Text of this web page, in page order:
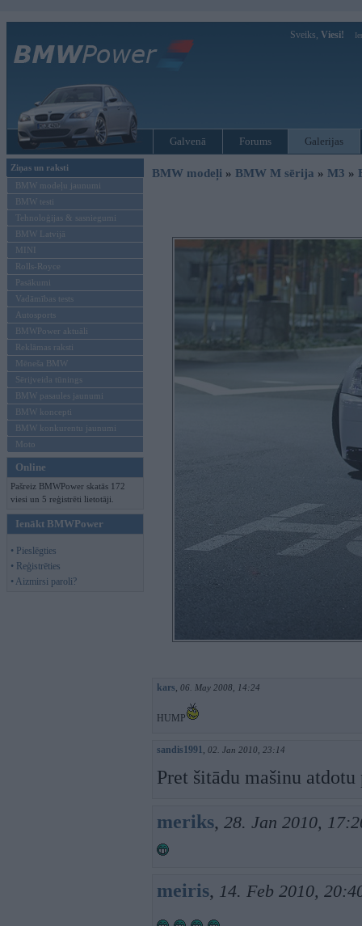
Sveiks, Viesi!
Galvenā Forums Galerijas
Ziņas un raksti
BMW modeļu jaunumi
BMW testi
Tehnoloģijas & sasniegumi
BMW Latvijā
MINI
Rolls-Royce
Pasākumi
Vadāmības tests
Autosports
BMWPower aktuāli
Reklāmas raksti
Mēneša BMW
Sērijveida tūnings
BMW pasaules jaunumi
BMW koncepti
BMW konkurentu jaunumi
Moto
Online
Pašreiz BMWPower skatās 172
viesi un 5 reģistrēti lietotāji.
Ienākt BMWPower
• Pieslēgties
• Reģistrēties
• Aizmirsi paroli?
BMW modeļi » BMW M sērija » M3 »
kars, 06. May 2008, 14:24
HUMP
sandis1991, 02. Jan 2010, 23:14
Pret šitādu mašinu
meriks, 28. Jan 2010,
meiris, 14. Feb 2010,